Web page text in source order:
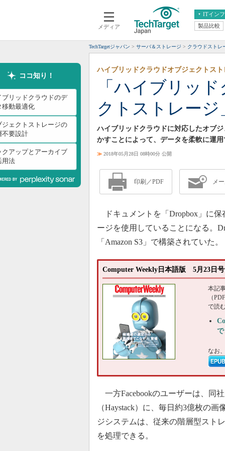
メディア
ITイン
クラウド
スマートモバイル
ネットワーク
システム運用管理
エンタープライ
ERP
CX
情報系システム
製品比較
TechTargetジャパン サーバ＆ストレージ クラウドストレ
ココ知り！
ブリッドクラウドのデ
移動最適化
ジェクトストレージの
不要設計
クアップとアーカイブ
用法
「ハイブリッ
クトストレー
ハイブリッドクラウドオブジェクトス
ハイブリッドクラウドに対応したオブ
かすことによって、データを柔軟に運
≫ 2018年05月28日 08時00分 公開
印刷／PDF メ
ドキュメントを「Dropbox」に保
ージを使用していることになる。
「Amazon S3」で構築されていた。
Computer Weekly日本語版 5月23日
本記
（
で読
なお
一方Facebookのユーザーは、同
（Haystack）に、毎日約3億枚の
ジシステムは、従来の階層型スト
を処理できる。